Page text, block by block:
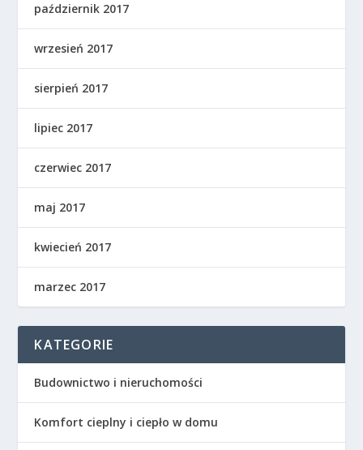
październik 2017
wrzesień 2017
sierpień 2017
lipiec 2017
czerwiec 2017
maj 2017
kwiecień 2017
marzec 2017
KATEGORIE
Budownictwo i nieruchomości
Komfort cieplny i ciepło w domu